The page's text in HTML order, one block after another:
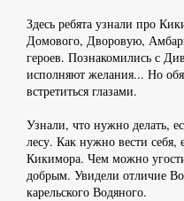
Здесь ребята узнали про
Домового, Дворовую,
героев. Познакомились с
исполняют желания... Но
встретиться глазами.
Узнали, что нужно делать,
лесу. Как нужно вести себя,
Кикимора. Чем можно
добрым. Увидели отличие
карельского Водяного.